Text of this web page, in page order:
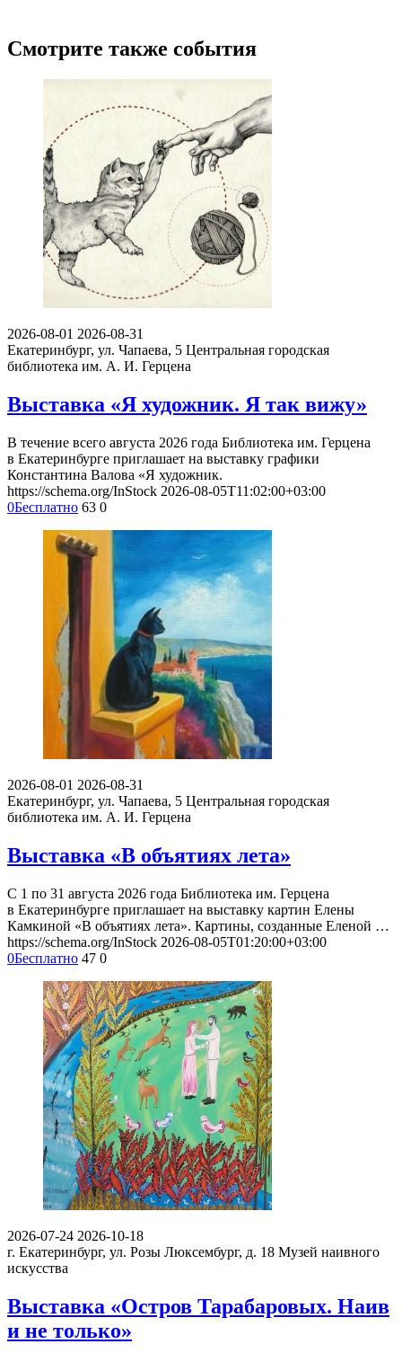
Смотрите также события
2026-08-01 2026-08-31
Екатеринбург, ул. Чапаева, 5 Центральная городская
библиотека им. А. И. Герцена
Выставка «Я художник. Я так вижу»
В течение всего августа 2026 года Библиотека им. Герцена
в Екатеринбурге приглашает на выставку графики
Константина Валова «Я художник.
https://schema.org/InStock 2026-08-05T11:02:00+03:00
0Бесплатно 63 0
2026-08-01 2026-08-31
Екатеринбург, ул. Чапаева, 5 Центральная городская
библиотека им. А. И. Герцена
Выставка «В объятиях лета»
С 1 по 31 августа 2026 года Библиотека им. Герцена
в Екатеринбурге приглашает на выставку картин Елены
Камкиной «В объятиях лета». Картины, созданные Еленой …
https://schema.org/InStock 2026-08-05T01:20:00+03:00
0Бесплатно 47 0
2026-07-24 2026-10-18
г. Екатеринбург, ул. Розы Люксембург, д. 18 Музей наивного
искусства
Выставка «Остров Тарабаровых. Наив
и не только»